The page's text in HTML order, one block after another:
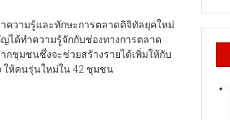
ความรู้และทักษะการตลาดดิจิทัลยุคใหม่
ได้ทำความรู้จักกับช่องทางการตลาด
กชุมชนซึ่งจะช่วยสร้างรายได้เพิ่มให้กับ
ให้คนรุ่นใหม่ใน 42 ชุมชน